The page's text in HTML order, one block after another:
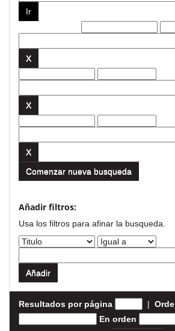
Comenzar nueva busqueda
Añadir filtros:
Usa los filtros para afinar la busqueda.
Resultados por página |
En orden